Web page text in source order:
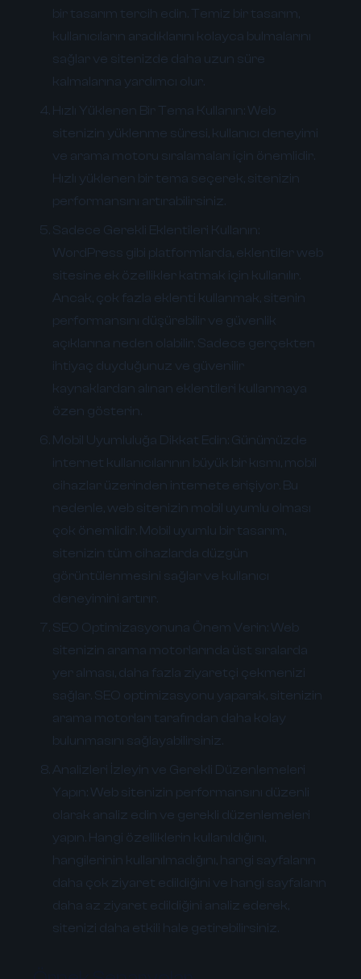
bir tasarım tercih edin. Temiz bir tasarım,
kullanıcıların aradıklarını kolayca bulmalarını
sağlar ve sitenizde daha uzun süre
kalmalarına yardımcı olur.
Hızlı Yüklenen Bir Tema Kullanın: Web
sitenizin yüklenme süresi, kullanıcı deneyimi
ve arama motoru sıralamaları için önemlidir.
Hızlı yüklenen bir tema seçerek, sitenizin
performansını artırabilirsiniz.
Sadece Gerekli Eklentileri Kullanın:
WordPress gibi platformlarda, eklentiler web
sitesine ek özellikler katmak için kullanılır.
Ancak, çok fazla eklenti kullanmak, sitenin
performansını düşürebilir ve güvenlik
açıklarına neden olabilir. Sadece gerçekten
ihtiyaç duyduğunuz ve güvenilir
kaynaklardan alınan eklentileri kullanmaya
özen gösterin.
Mobil Uyumluluğa Dikkat Edin: Günümüzde
internet kullanıcılarının büyük bir kısmı, mobil
cihazlar üzerinden internete erişiyor. Bu
nedenle, web sitenizin mobil uyumlu olması
çok önemlidir. Mobil uyumlu bir tasarım,
sitenizin tüm cihazlarda düzgün
görüntülenmesini sağlar ve kullanıcı
deneyimini artırır.
SEO Optimizasyonuna Önem Verin: Web
sitenizin arama motorlarında üst sıralarda
yer alması, daha fazla ziyaretçi çekmenizi
sağlar. SEO optimizasyonu yaparak, sitenizin
arama motorları tarafından daha kolay
bulunmasını sağlayabilirsiniz.
Analizleri İzleyin ve Gerekli Düzenlemeleri
Yapın: Web sitenizin performansını düzenli
olarak analiz edin ve gerekli düzenlemeleri
yapın. Hangi özelliklerin kullanıldığını,
hangilerinin kullanılmadığını, hangi sayfaların
daha çok ziyaret edildiğini ve hangi sayfaların
daha az ziyaret edildiğini analiz ederek,
sitenizi daha etkili hale getirebilirsiniz.